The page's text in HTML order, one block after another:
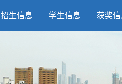
招生信息 学生信息 获奖